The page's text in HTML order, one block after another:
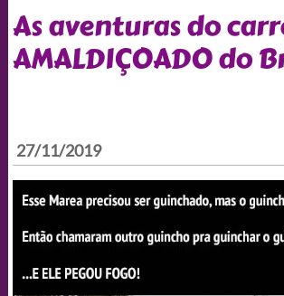
As aventuras do
AMALDIÇOADO do
27/11/2019